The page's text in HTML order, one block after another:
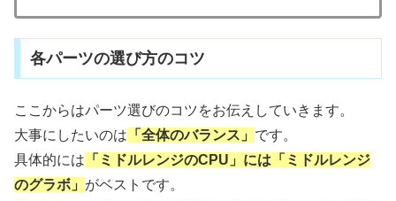
各パーツの選び方のコツ
ここからはパーツ選びのコツをお伝えしていきます。
大事にしたいのは 「全体のバランス」 です。
具体的には 「ミドルレンジのCPU」には「ミドルレンジ
のグラボ」 がベストです。